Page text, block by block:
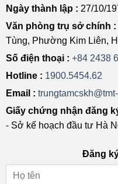
Ngày thành lập : 27/10/
Văn phòng trụ sở chính :
Tùng, Phường Kim Liên,
Số điện thoại : +84 2438
Hotline : 1900.5454.62
Email :
Giấy chứng nhận đăng
- Sở kế hoạch đầu tư Hà
Đăng